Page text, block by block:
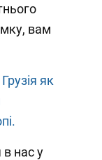
вам
Грузія як
в нас у